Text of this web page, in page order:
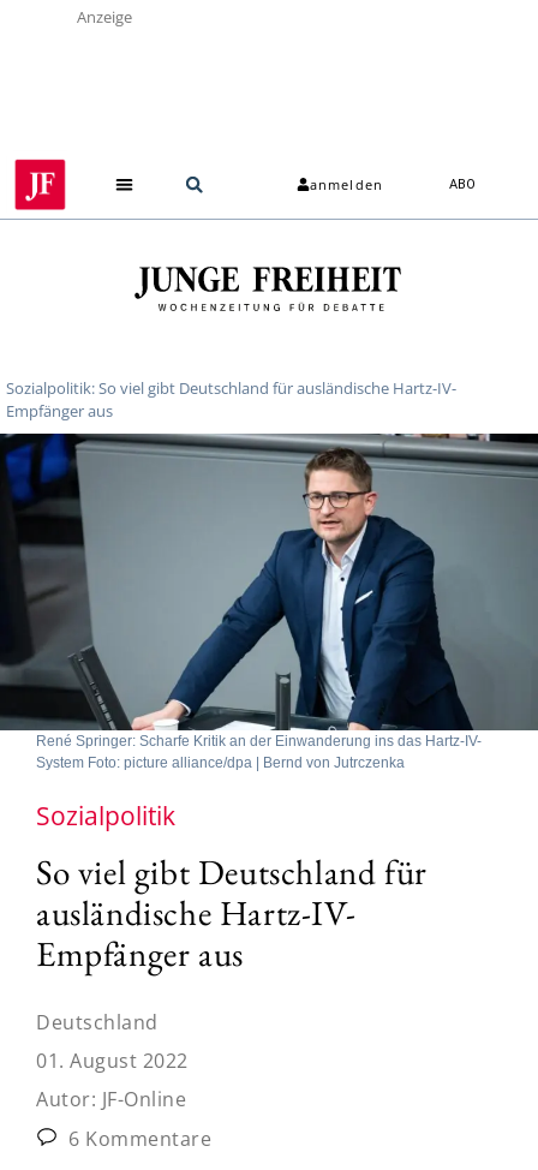
Anzeige
anmelden ABO
Sozialpolitik: So viel gibt Deutschland für ausländische Hartz-IV-
Empfänger aus
René Springer: Scharfe Kritik an der Einwanderung ins das Hartz-IV-
System Foto: picture alliance/dpa | Bernd von Jutrczenka
Sozialpolitik
So viel gibt Deutschland für
ausländische Hartz-IV-
Empfänger aus
Deutschland
01. August 2022
Autor: JF-Online
6 Kommentare